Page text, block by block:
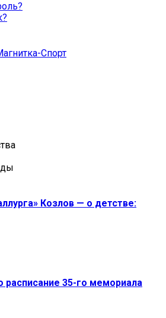
Козлов — о детстве:
расписание 35-го мемориала